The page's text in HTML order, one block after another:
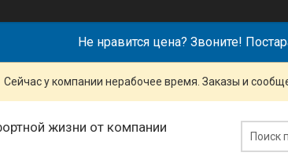
Не нравится цена? Звоните!
Сейчас у компании нерабочее время. Заказы и
жизни от компании